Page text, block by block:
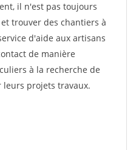
il n'est pas toujours
trouver des chantiers à
d'aide aux artisans
de manière
à la recherche de
projets travaux.